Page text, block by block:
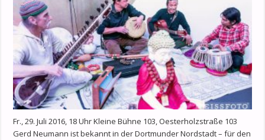
Fr., 29. Juli 2016, 18 Uhr Kleine Bühne 103, Oesterholzstraße 103
Gerd Neumann ist bekannt in der Dortmunder Nordstadt – für den